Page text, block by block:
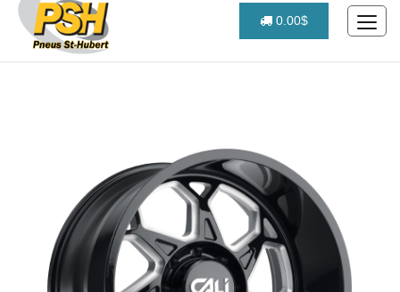
0.00$